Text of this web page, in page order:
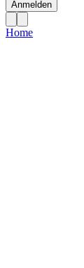
Anmelden
Home